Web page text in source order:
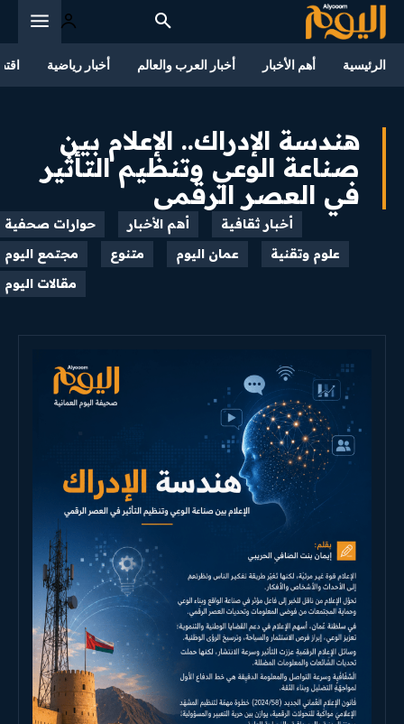
الرئيسية أهم الأخبار أخبار العرب والعالم أخبار رياضية
هندسة الإدراك.. الإعلام بين
صناعة الوعي وتنظيم التأثير
في العصر الرقمي
أخبار ثقافية أهم الأخبار
حوارات صحفية
علوم وتقنية
عمان اليوم متنوع
مجتمع اليوم
مقالات اليوم